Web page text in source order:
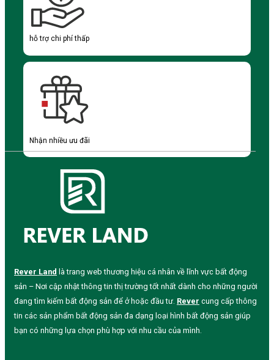
hỗ trợ chi phí thấp
Nhận nhiều ưu đãi
Rever Land là trang web thương hiệu cá nhân về lĩnh vực bất động
sản – Nơi cập nhật thông tin thị trường tốt nhất dành cho những người
đang tìm kiếm bất động sản để ở hoặc đầu tư. Rever cung cấp thông
tin các sản phẩm bất động sản đa dạng loại hình bất động sản giúp
bạn có những lựa chọn phù hợp với nhu cầu của mình.